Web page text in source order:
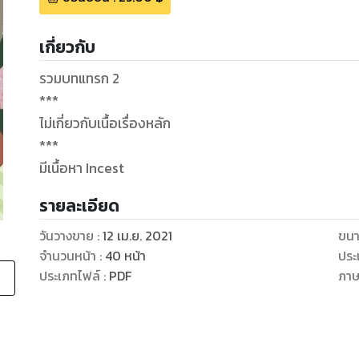
เกี่ยวกับ
รวมบทแทรก 2
***
ไม่เกี่ยวกับเนื้อเรื่องหลัก
***
มีเนื้อหา Incest
รายละเอียด
วันวางขาย :12 เม.ย. 2021
จำนวนหน้า : 40 หน้า
ประเภทไฟล์: PDF
ขน
ปร
ภา